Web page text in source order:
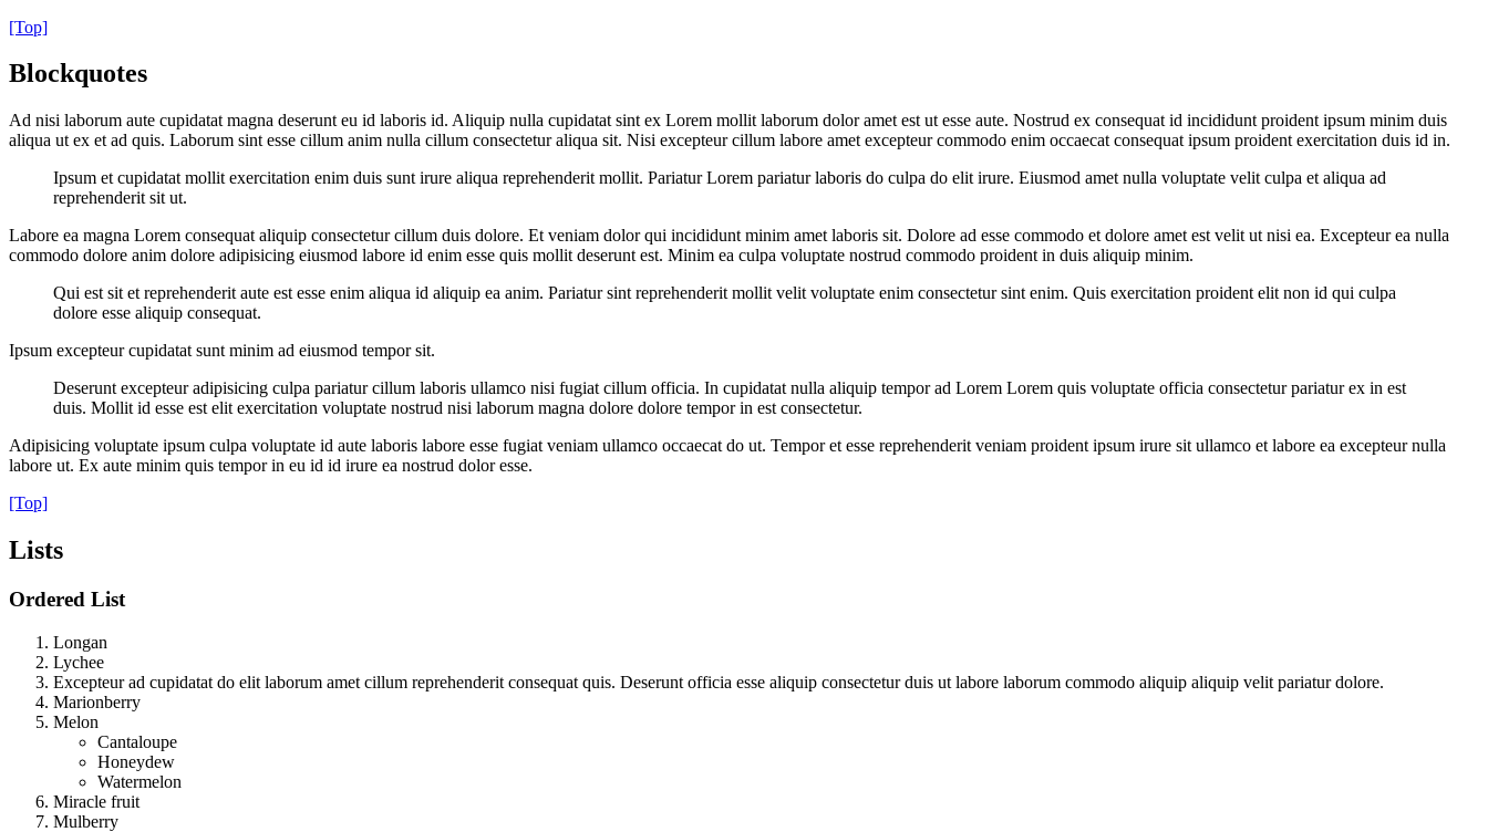
[Top]
Blockquotes
Ad nisi laborum aute cupidatat magna deserunt eu id laboris id. Aliquip nulla cupidatat sint ex Lorem mollit laborum dolor amet est ut esse aute. Nostrud ex consequat id incididunt proident ipsum minim duis
aliqua ut ex et ad quis. Laborum sint esse cillum anim nulla cillum consectetur aliqua sit. Nisi excepteur cillum labore amet excepteur commodo enim occaecat consequat ipsum proident exercitation duis id in.
Ipsum et cupidatat mollit exercitation enim duis sunt irure aliqua reprehenderit mollit. Pariatur Lorem pariatur laboris do culpa do elit irure. Eiusmod amet nulla voluptate velit culpa et aliqua ad
reprehenderit sit ut.
Labore ea magna Lorem consequat aliquip consectetur cillum duis dolore. Et veniam dolor qui incididunt minim amet laboris sit. Dolore ad esse commodo et dolore amet est velit ut nisi ea. Excepteur ea nulla
commodo dolore anim dolore adipisicing eiusmod labore id enim esse quis mollit deserunt est. Minim ea culpa voluptate nostrud commodo proident in duis aliquip minim.
Qui est sit et reprehenderit aute est esse enim aliqua id aliquip ea anim. Pariatur sint reprehenderit mollit velit voluptate enim consectetur sint enim. Quis exercitation proident elit non id qui culpa
dolore esse aliquip consequat.
Ipsum excepteur cupidatat sunt minim ad eiusmod tempor sit.
Deserunt excepteur adipisicing culpa pariatur cillum laboris ullamco nisi fugiat cillum officia. In cupidatat nulla aliquip tempor ad Lorem Lorem quis voluptate officia consectetur pariatur ex in est
duis. Mollit id esse est elit exercitation voluptate nostrud nisi laborum magna dolore dolore tempor in est consectetur.
Adipisicing voluptate ipsum culpa voluptate id aute laboris labore esse fugiat veniam ullamco occaecat do ut. Tempor et esse reprehenderit veniam proident ipsum irure sit ullamco et labore ea excepteur nulla
labore ut. Ex aute minim quis tempor in eu id id irure ea nostrud dolor esse.
[Top]
Lists
Ordered List
Longan
Lychee
Excepteur ad cupidatat do elit laborum amet cillum reprehenderit consequat quis. Deserunt officia esse aliquip consectetur duis ut labore laborum commodo aliquip aliquip velit pariatur dolore.
Marionberry
Melon
Cantaloupe
Honeydew
Watermelon
Miracle fruit
Mulberry